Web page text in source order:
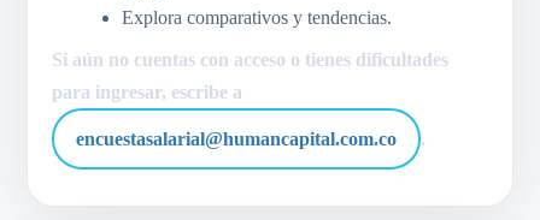
Explora comparativos y tendencias.
Si aún no cuentas con acceso o tienes dificultades
para ingresar, escribe a
encuestasalarial@humancapital.com.co .